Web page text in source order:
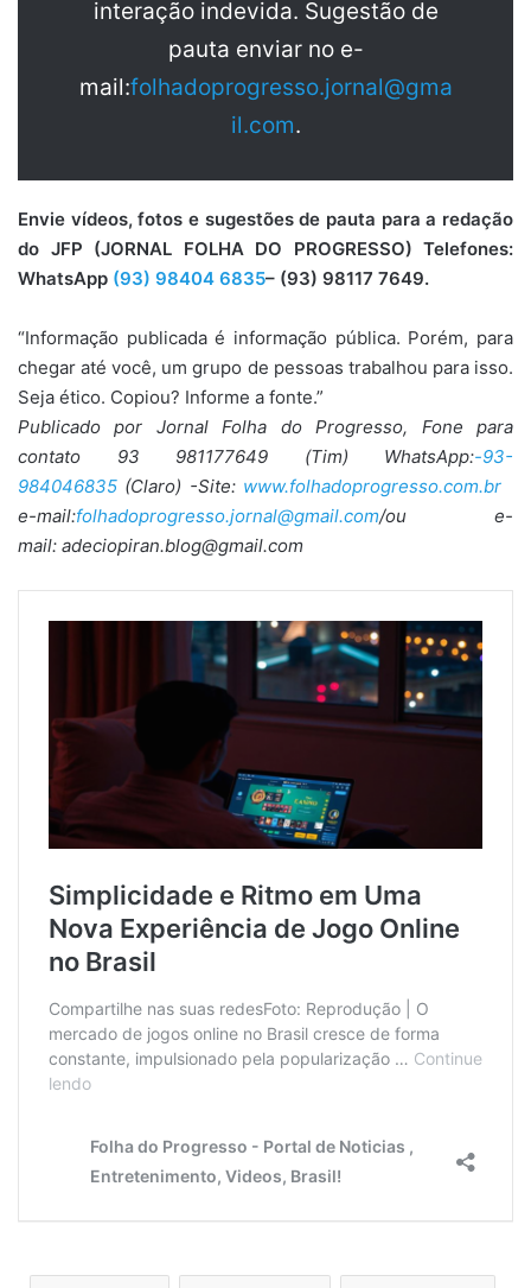
interação indevida. Sugestão de
pauta enviar no e-
mail:folhadoprogresso.jornal@gma
il.com.
Envie vídeos, fotos e sugestões de pauta para a redação
do JFP (JORNAL FOLHA DO PROGRESSO) Telefones:
WhatsApp (93) 98404 6835– (93) 98117 7649.
“Informação publicada é informação pública. Porém, para
chegar até você, um grupo de pessoas trabalhou para isso.
Seja ético. Copiou? Informe a fonte.”
Publicado por Jornal Folha do Progresso, Fone para
contato 93 981177649 (Tim) WhatsApp:-93-
984046835 (Claro) -Site: www.folhadoprogresso.com.br
e-mail:folhadoprogresso.jornal@gmail.com/ou e-
mail: adeciopiran.blog@gmail.com